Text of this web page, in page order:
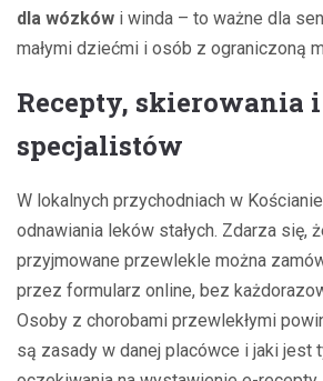
dla wózków i winda – to ważne dla
małymi dziećmi i osób z ograniczoną
Recepty, skierowania
specjalistów
W lokalnych przychodniach w
odnawiania leków stałych. Zdarza się,
przyjmowane przewlekle można
przez formularz online, bez
Osoby z chorobami przewlekłymi
są zasady w danej placówce i jaki jest